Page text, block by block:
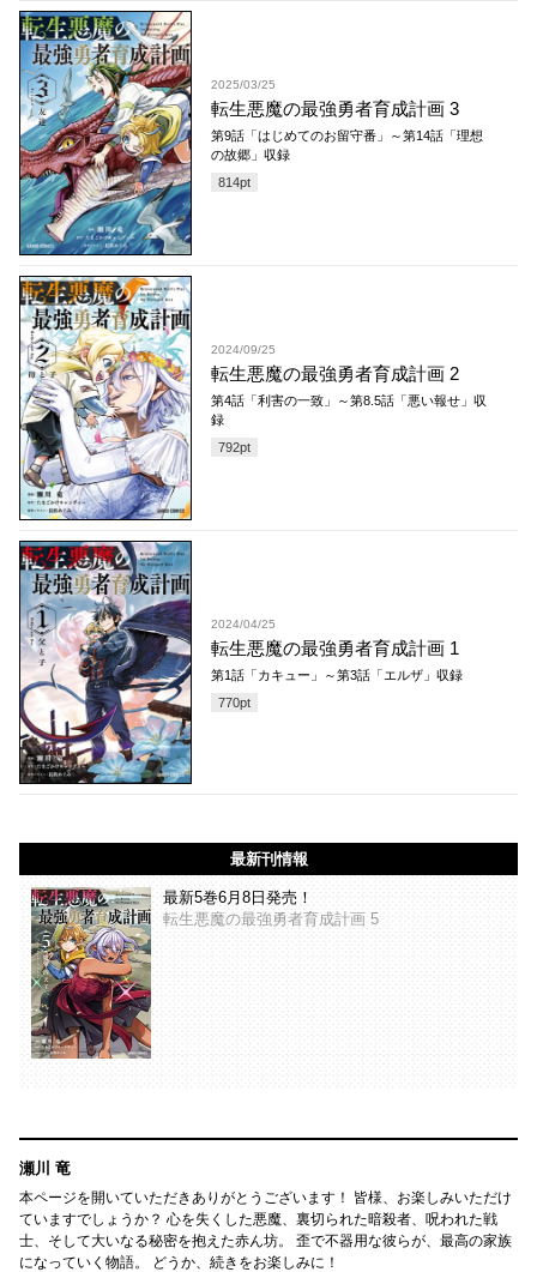
2025/03/25
転生悪魔の最強勇者育成計画 3
第9話「はじめてのお留守番」～第14話「理想
の故郷」収録
814pt
2024/09/25
転生悪魔の最強勇者育成計画 2
第4話「利害の一致」～第8.5話「悪い報せ」収
録
792pt
2024/04/25
転生悪魔の最強勇者育成計画 1
第1話「カキュー」～第3話「エルザ」収録
770pt
最新刊情報
最新5巻6月8日発売！
転生悪魔の最強勇者育成計画 5
瀬川 竜
本ページを開いていただきありがとうございます！ 皆様、お楽しみいただけ
ていますでしょうか？ 心を失くした悪魔、裏切られた暗殺者、呪われた戦
士、そして大いなる秘密を抱えた赤ん坊。 歪で不器用な彼らが、最高の家族
になっていく物語。 どうか、続きをお楽しみに！